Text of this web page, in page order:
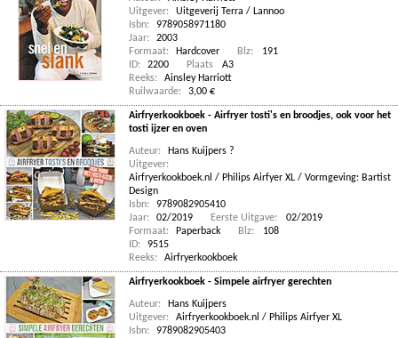
Uitgever:
Uitgeverij Terra / Lannoo
Isbn:
9789058971180
Jaar:
2003
Formaat:
Hardcover Blz:
191
ID:
2200 Plaats
A3
Reeks:
Ainsley Harriott
Ruilwaarde:
3,00 €
Airfryerkookboek - Airfryer tosti's en broodjes, ook voor het
tosti ijzer en oven
Auteur:
Hans Kuijpers ?
Uitgever:
Airfryerkookboek.nl / Philips Airfyer XL / Vormgeving: Bartist
Design
Isbn:
9789082905410
Jaar:
02/2019 Eerste Uitgave:
02/2019
Formaat:
Paperback Blz:
108
ID:
9515
Reeks:
Airfryerkookboek
Airfryerkookboek - Simpele airfryer gerechten
Auteur:
Hans Kuijpers
Uitgever:
Airfryerkookboek.nl / Philips Airfyer XL
Isbn:
9789082905403